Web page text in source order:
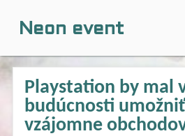
Neon event
Playstation by mal
budúcnosti
vzájomne